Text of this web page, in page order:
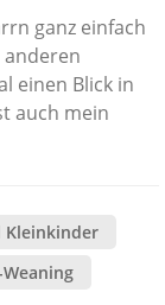
ganz einfach
einen Blick in
auch mein
Kleinkinder